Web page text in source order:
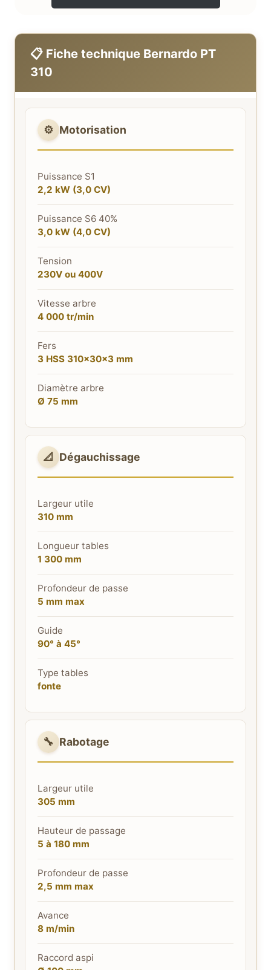
📋 Fiche technique Bernardo PT
310
⚙️ Motorisation
Puissance S1
2,2 kW (3,0 CV)
Puissance S6 40%
3,0 kW (4,0 CV)
Tension
230V ou 400V
Vitesse arbre
4 000 tr/min
Fers
3 HSS 310×30×3 mm
Diamètre arbre
Ø 75 mm
📐 Dégauchissage
Largeur utile
310 mm
Longueur tables
1 300 mm
Profondeur de passe
5 mm max
Guide
90° à 45°
Type tables
fonte
🔧 Rabotage
Largeur utile
305 mm
Hauteur de passage
5 à 180 mm
Profondeur de passe
2,5 mm max
Avance
8 m/min
Raccord aspi